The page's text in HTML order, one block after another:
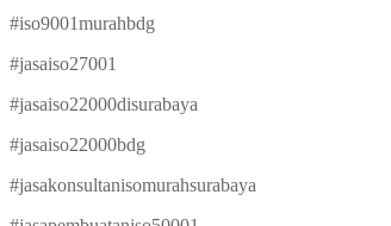
#iso9001murahbdg
#jasaiso27001
#jasaiso22000disurabaya
#jasaiso22000bdg
#jasakonsultanisomurahsurabaya